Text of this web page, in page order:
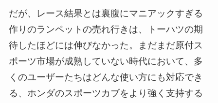
だが、レース結果とは裏腹にマニアックすぎる
作りのランペットの売れ行きは、トーハツの期
待したほどには伸びなかった。まだまだ原付ス
ポーツ市場が成熟していない時代において、多
くのユーザーたちはどんな使い方にも対応でき
る、ホンダのスポーツカブをより強く支持する